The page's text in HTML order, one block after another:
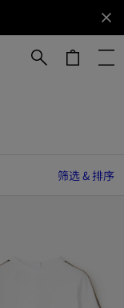
筛选 & 排序